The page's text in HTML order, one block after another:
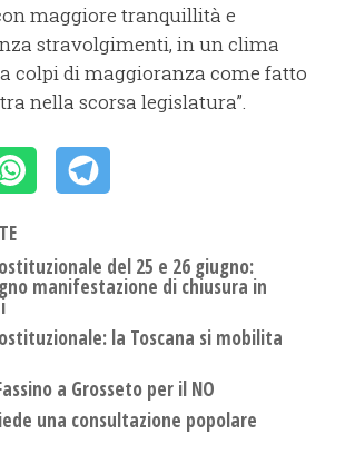
maggiore tranquillità e
stravolgimenti, in un clima
colpi di maggioranza come fatto
nella scorsa legislatura”.
del 25 e 26 giugno:
manifestazione di chiusura in
la Toscana si mobilita
a Grosseto per il NO
una consultazione popolare